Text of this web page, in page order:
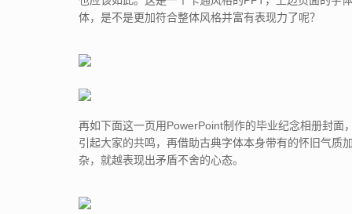
体，是不是更加符合整体风格并富有表现力了呢？
再如下面这一页用PowerPoint制作的毕业纪念相册封
引起大家的共鸣，再借助古典字体本身带有的怀旧气质
杂，就越表现出矛盾不舍的心态。